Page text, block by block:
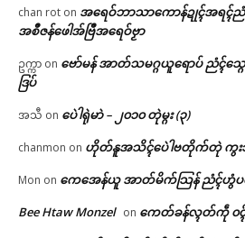
chan rot on အရေဝ်ဘာသာကောန်ဍုၚ်အရၚ်
အစဳဇန်ဖေါအ်ဗြဳအရေဝ်ဗၟာ
ဥက္ကာ on ဗော်မန် အာတ်သမဂ္ဂယူရောပ် ညံၚ်သ္
ဒြပ်
အသီ on ပေဲါရုဲမာဲ – ၂၀၁၀ တုဲမ္ဂး (၃)
chanmon on ဟိုတ်နူအသိၚ်ပေဲါဗတိုက်တုဲ ကွ
Mon on ကေအေန်ယူ အာတ်မိက်သြန် ညံၚ်ဟွံပ
Bee Htaw Monzel on ကေတ်ခန်လ္ၚတ်ကဵု